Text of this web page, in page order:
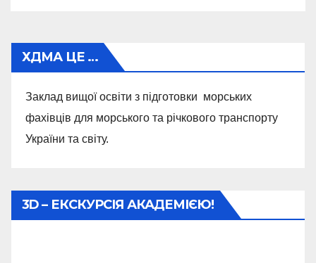
ХДМА ЦЕ …
Заклад вищої освіти з підготовки морських
фахівців для морського та річкового транспорту
України та світу.
3D – ЕКСКУРСІЯ АКАДЕМІЄЮ!